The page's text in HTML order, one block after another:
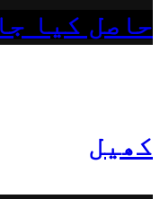
حاصل کیا
کھیل